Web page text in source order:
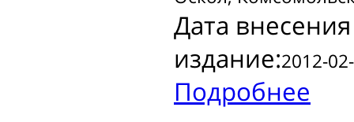
Дата
издание:2012-
Подробнее